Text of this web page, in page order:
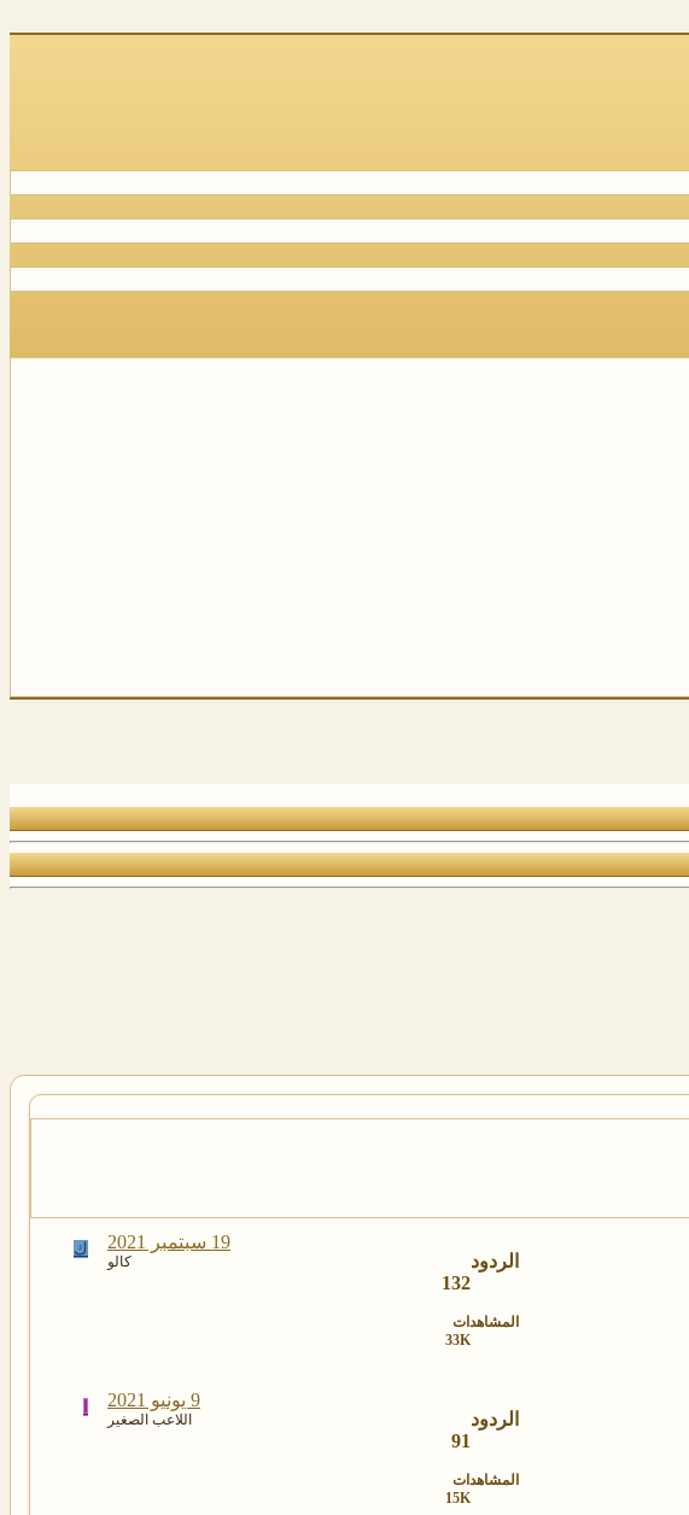
الردود
132
المشاهدات
33K
19 سبتمبر 2021
كالو
ك
الردود
91
المشاهدات
15K
9 يونيو 2021
اللاعب الصغير